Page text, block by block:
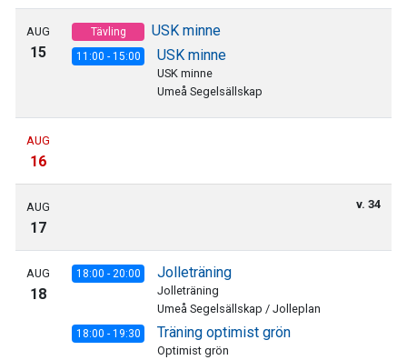
AUG
15
Tävling USK minne
11:00 - 15:00 USK minne
USK minne
Umeå Segelsällskap
AUG
16
AUG
17
v. 34
AUG
18
18:00 - 20:00 Jolleträning
Jolleträning
Umeå Segelsällskap / Jolleplan
18:00 - 19:30 Träning optimist grön
Optimist grön